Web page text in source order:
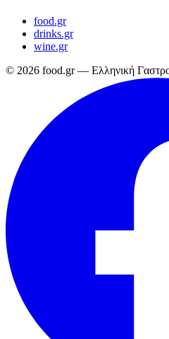
food.gr
drinks.gr
wine.gr
© 2026 food.gr — Ελληνική